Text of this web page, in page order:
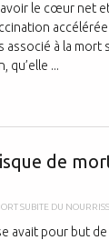
le cœur net
associé à la mort
qu’elle ...
de
SUBITE DU
avait pour but